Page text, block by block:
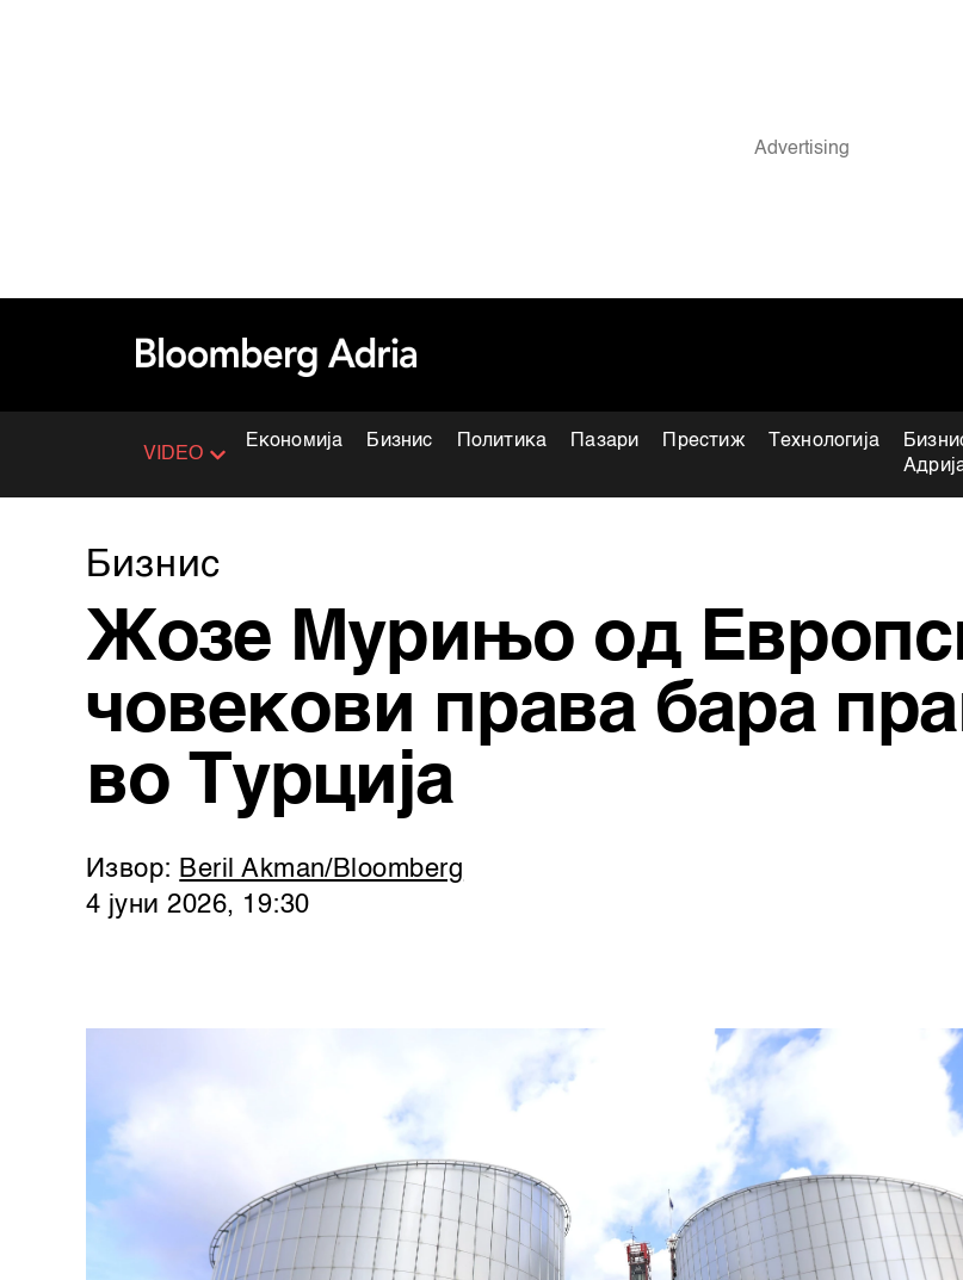
VIDEO
Економија Бизнис Политика Пазари Престиж Технологија
Бизнис
Жозе Мурињо од
човекови права бара
во Турција
Извор: Beril Akman/Bloomberg
4 јуни 2026, 19:30